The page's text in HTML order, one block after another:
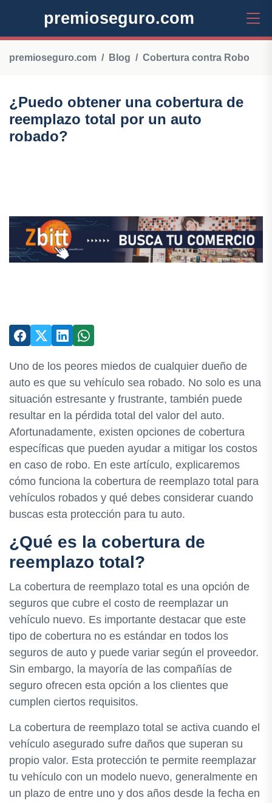
premioseguro.com
premioseguro.com Blog Cobertura contra Robo
¿Puedo obtener una cobertura de
reemplazo total por un auto
robado?
Uno de los peores miedos de cualquier dueño de
auto es que su vehículo sea robado. No solo es una
situación estresante y frustrante, también puede
resultar en la pérdida total del valor del auto.
Afortunadamente, existen opciones de cobertura
específicas que pueden ayudar a mitigar los costos
en caso de robo. En este artículo, explicaremos
cómo funciona la cobertura de reemplazo total para
vehículos robados y qué debes considerar cuando
buscas esta protección para tu auto.
¿Qué es la cobertura de
reemplazo total?
La cobertura de reemplazo total es una opción de
seguros que cubre el costo de reemplazar un
vehículo nuevo. Es importante destacar que este
tipo de cobertura no es estándar en todos los
seguros de auto y puede variar según el proveedor.
Sin embargo, la mayoría de las compañías de
seguro ofrecen esta opción a los clientes que
cumplen ciertos requisitos.
La cobertura de reemplazo total se activa cuando el
vehículo asegurado sufre daños que superan su
propio valor. Esta protección te permite reemplazar
tu vehículo con un modelo nuevo, generalmente en
un plazo de entre uno y dos años desde la fecha en